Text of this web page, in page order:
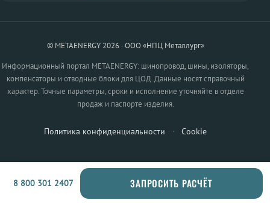
© METAENERGY 2026 · ООО «НПЦ Металлург»
Информационный портал METAENERGY: шинопровод, шины, изоляторы,
компенсаторы и отводные блоки для ЦОД. Данные носят справочный
характер. Точные параметры, сроки и исполнение уточняйте в отделе
продаж и паспорте изделия.
Политика конфиденциальности · Cookie
8 800 301 2407 ЗАПРОСИТЬ РАСЧЁТ